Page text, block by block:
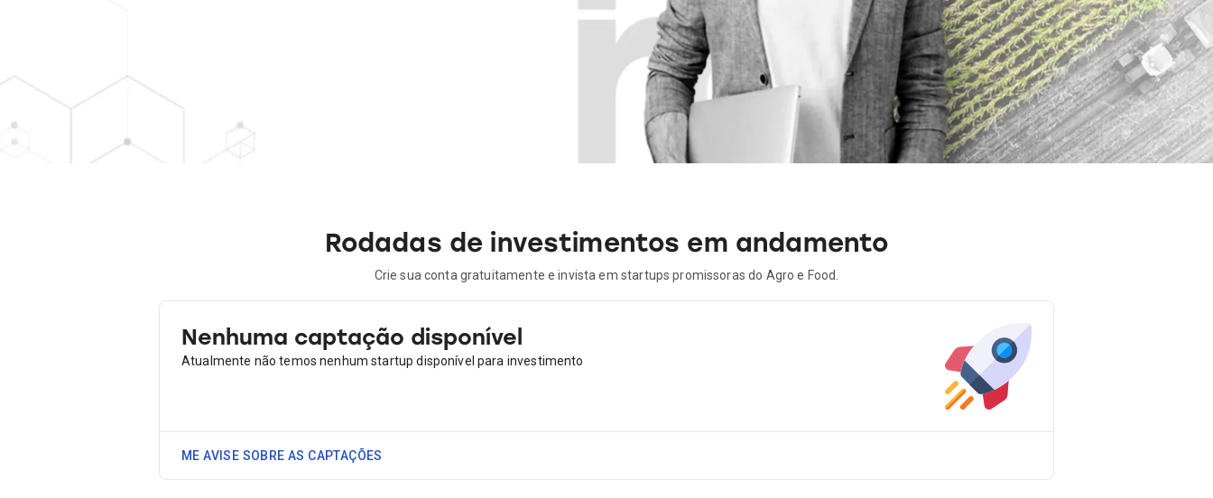
Rodadas de investimentos em andamento
Crie sua conta gratuitamente e invista em startups promissoras do Agro e Food.
Nenhuma captação disponível
Atualmente não temos nenhum startup disponível para investimento
ME AVISE SOBRE AS CAPTAÇÕES